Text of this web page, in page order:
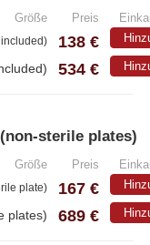
Größe Preis
138 €
534 €
sterile plates)
Größe Preis
plate) 167 €
plates) 689 €